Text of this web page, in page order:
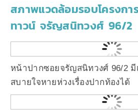
สภาพแวดล้อมรอบโครงกา
ทาวน์ จรัญสนิทวงศ์ 96/2
หน้าปากซอยจรัญสนิทวงศ์ 96/2 มี
สบายใจหายห่วงเรื่องปากท้องได้